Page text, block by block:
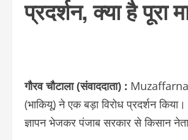
प्रदर्शन, क्या है पूरा
गौरव चौटाला (संवाददाता) :
(भाकियू) ने एक बड़ा विरोध प्रदर्शन
ज्ञापन भेजकर पंजाब सरकार से किसान